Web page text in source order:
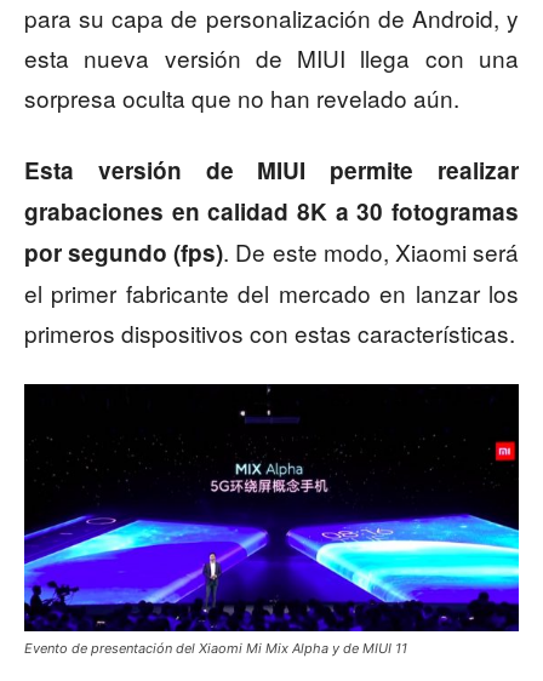
para su capa de personalización de Android, y
esta nueva versión de MIUI llega con una
sorpresa oculta que no han revelado aún.
Esta versión de MIUI permite realizar
grabaciones en calidad 8K a 30 fotogramas
por segundo (fps). De este modo, Xiaomi será
el primer fabricante del mercado en lanzar los
primeros dispositivos con estas características.
Evento de presentación del Xiaomi Mi Mix Alpha y de MIUI 11